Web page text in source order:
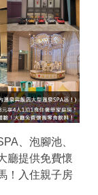
、泡腳池、
廳提供免費懷
！入住親子房